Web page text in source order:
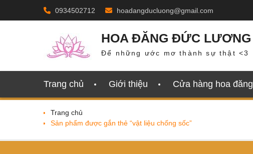
0934502712 hoadangducluong@gmail.com
HOA ĐĂNG ĐỨC LƯƠNG
Để những ước mơ thành sự thật <3
Trang chủ Giới thiệu Cửa hàng hoa đăng
Trang chủ
Sản phẩm được gắn thẻ “vật liệu chống sốc”